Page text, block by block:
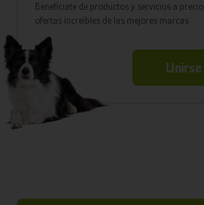
Benefíciate de productos y servicios a
ofertas increíbles de las mejores marcas